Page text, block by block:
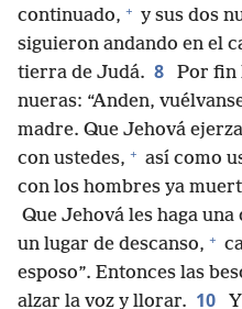
continuado, + y sus dos
siguieron andando en el
tierra de Judá. 8
Por fin
nueras: “Anden,
madre. Que Jehová
con ustedes, + así como
con los hombres ya
Que Jehová les haga una
un lugar de descanso, +
esposo”. Entonces las
alzar la voz y llorar. 10